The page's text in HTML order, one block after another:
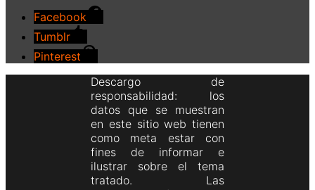
Facebook
Tumblr
Pinterest
Descargo de
responsabilidad: los
datos que se muestran
en este sitio web tienen
como meta estar con
fines de informar e
ilustrar sobre el tema
tratado. Las